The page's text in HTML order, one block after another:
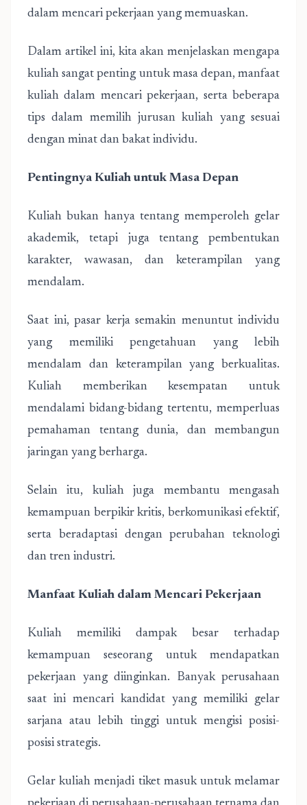
dalam mencari pekerjaan yang memuaskan.
Dalam artikel ini, kita akan menjelaskan mengapa
kuliah sangat penting untuk masa depan, manfaat
kuliah dalam mencari pekerjaan, serta beberapa
tips dalam memilih jurusan kuliah yang sesuai
dengan minat dan bakat individu.
Pentingnya Kuliah untuk Masa Depan
Kuliah bukan hanya tentang memperoleh gelar
akademik, tetapi juga tentang pembentukan
karakter, wawasan, dan keterampilan yang
mendalam.
Saat ini, pasar kerja semakin menuntut individu
yang memiliki pengetahuan yang lebih
mendalam dan keterampilan yang berkualitas.
Kuliah memberikan kesempatan untuk
mendalami bidang-bidang tertentu, memperluas
pemahaman tentang dunia, dan membangun
jaringan yang berharga.
Selain itu, kuliah juga membantu mengasah
kemampuan berpikir kritis, berkomunikasi efektif,
serta beradaptasi dengan perubahan teknologi
dan tren industri.
Manfaat Kuliah dalam Mencari Pekerjaan
Kuliah memiliki dampak besar terhadap
kemampuan seseorang untuk mendapatkan
pekerjaan yang diinginkan. Banyak perusahaan
saat ini mencari kandidat yang memiliki gelar
sarjana atau lebih tinggi untuk mengisi posisi-
posisi strategis.
Gelar kuliah menjadi tiket masuk untuk melamar